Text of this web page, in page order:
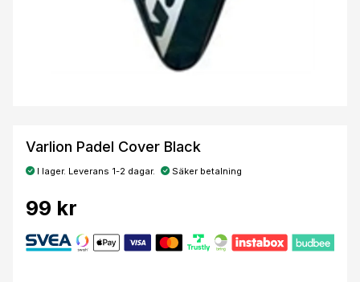
Varlion Padel Cover Black
I lager. Leverans 1-2 dagar. Säker betalning
99 kr